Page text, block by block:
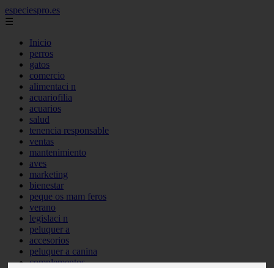
especiespro.es
☰
Inicio
perros
gatos
comercio
alimentaci n
acuariofilia
acuarios
salud
tenencia responsable
ventas
mantenimiento
aves
marketing
bienestar
peque os mam feros
verano
legislaci n
peluquer a
accesorios
peluquer a canina
complementos